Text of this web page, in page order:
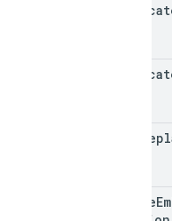
update